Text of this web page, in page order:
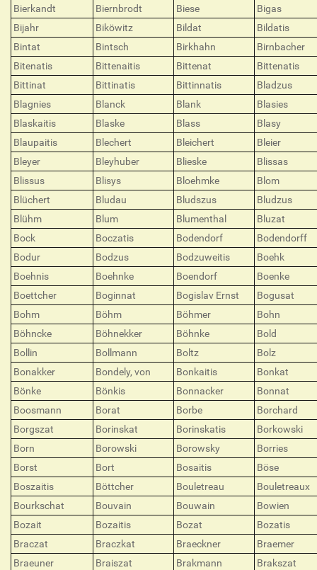
Bierkandt
Biernbrodt Biese
Bigas
Bijahr
Biköwitz Bildat
Bildatis
Bintat
Bintsch Birkhahn
Birnbacher
Bitenatis
Bittenaitis Bittenat
Bittenatis
Bittinat
Bittinatis Bittinnatis
Bladzus
Blagnies
Blanck Blank
Blasies
Blaskaitis
Blaske Blass
Blasy
Blaupaitis
Blechert Bleichert
Bleier
Bleyer
Bleyhuber Blieske
Blissas
Blissus
Blisys Bloehmke
Blom
Blüchert
Bludau Bludszus
Bludzus
Blühm
Blum Blumenthal
Bluzat
Bock
Boczatis Bodendorf
Bodendorff
Bodur
Bodzus Bodzuweitis
Boehk
Boehnis
Boehnke Boendorf
Boenke
Boettcher
Boginnat Bogislav Ernst
Bogusat
Bohm
Böhm Böhmer
Bohn
Böhncke
Böhnekker Böhnke
Bold
Bollin
Bollmann Boltz
Bolz
Bonakker
Bondely, von Bonkaitis
Bonkat
Bönke
Bönkis Bonnacker
Bonnat
Boosmann
Borat Borbe
Borchard
Borgszat
Borinskat Borinskatis
Borkowski
Born
Borowski Borowsky
Borries
Borst
Bort Bosaitis
Böse
Boszaitis
Böttcher Bouletreau
Bouletreaux
Bourkschat
Bouvain Bouwain
Bowien
Bozait
Bozaitis Bozat
Bozatis
Braczat
Braczkat Braeckner
Braemer
Braeuner
Braiszat Brakmann
Brakszat